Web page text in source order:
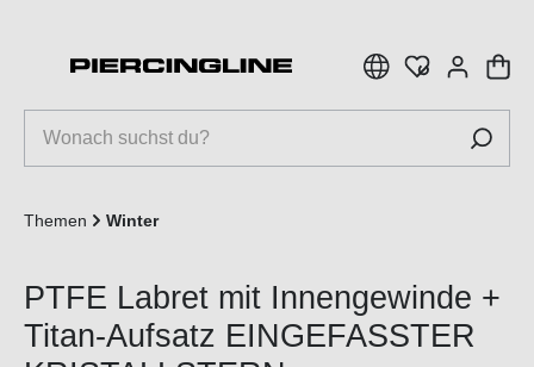
Themen Winter
PTFE Labret mit Innengewinde +
Titan-Aufsatz EINGEFASSTER